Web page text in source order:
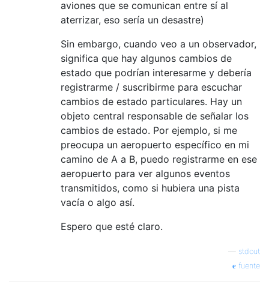
aviones que se comunican entre sí al
aterrizar, eso sería un desastre)
Sin embargo, cuando veo a un observador,
significa que hay algunos cambios de
estado que podrían interesarme y debería
registrarme / suscribirme para escuchar
cambios de estado particulares. Hay un
objeto central responsable de señalar los
cambios de estado. Por ejemplo, si me
preocupa un aeropuerto específico en mi
camino de A a B, puedo registrarme en ese
aeropuerto para ver algunos eventos
transmitidos, como si hubiera una pista
vacía o algo así.
Espero que esté claro.
stdout
fuente